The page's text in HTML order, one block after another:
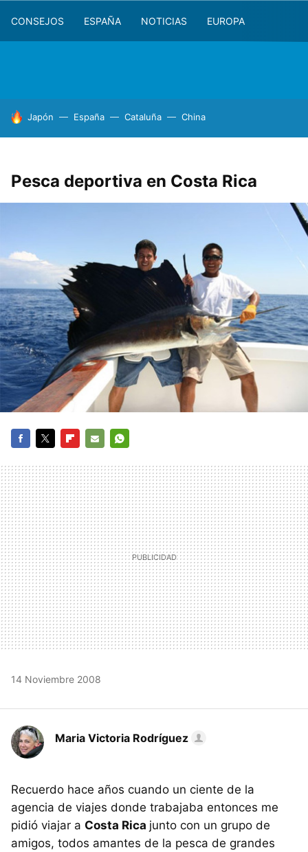
CONSEJOS ESPAÑA NOTICIAS EUROPA
HOY SE HABLA DE
Japón España Cataluña China
Pesca deportiva en Costa Rica
MAIL
14 Noviembre 2008
Maria Victoria Rodríguez
Recuerdo hace años cuando un ciente de la
agencia de viajes donde trabajaba entonces me
pidió viajar a Costa Rica junto con un grupo de
amigos, todos amantes de la pesca de grandes